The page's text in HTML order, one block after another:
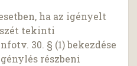
ha az igényelt
tekinti
30. § (1) bekezdése
részbeni